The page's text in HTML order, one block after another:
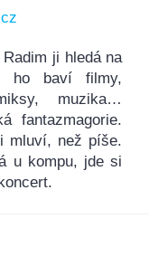
ji hledá na
ho baví filmy,
muzika…
fantazmagorie.
mluví, než píše.
u kompu, jde si